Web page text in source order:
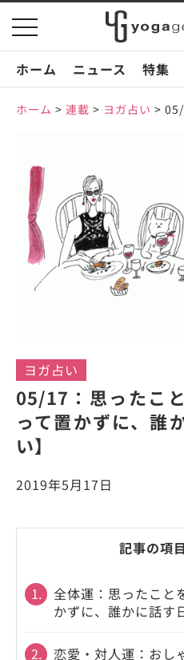
toggle
navigation
ホーム
ニュース 特集
ホーム > 連載 > ヨガ占い >
ヨガ占い
05/17：思ったこ
って置かずに、誰
い】
2019年5月17日
記事の項目
1.
全体運：思ったこと
かずに、誰かに話す
2.
恋愛・対人運：おし